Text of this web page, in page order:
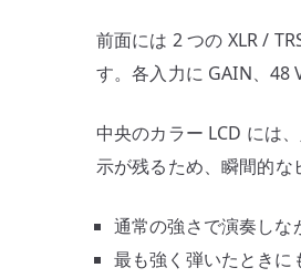
前面には 2 つの XLR /
す。各入力に GAIN、48
中央のカラー LCD には
示が残るため、瞬間的な
通常の強さで演奏しな
最も強く弾いたときに